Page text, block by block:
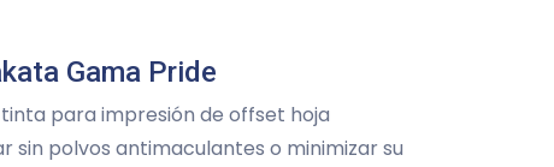
Gama Pride
tinta para impresión de offset hoja
sin polvos antimaculantes o minimizar su